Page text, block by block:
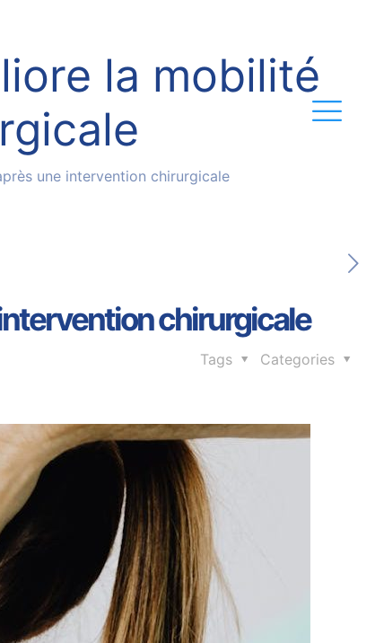
la mobilité
une intervention chirurgicale
chirurgicale
Categories
Tags